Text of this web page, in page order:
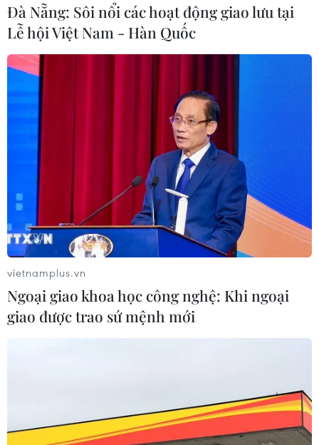
Bồi thường, hỗ trợ thuế cho doanh nghiệp
bị đập phá
18/05/2014 12:44
Bộ Tài chính vừa có văn bản yêu cầu các đơn vị trong
ngành giải quyết bồi thường, hỗ trợ các doanh nghiệp
bị thiệt hại vì hành vi biểu tình quá khích của một số
người thời gian qua.
Đà Nẵng: Sôi nổi các hoạt động giao lưu tại
Lễ hội Việt Nam - Hàn Quốc
vietnamplus.vn
Ngoại giao khoa học công nghệ: Khi ngoại
giao được trao sứ mệnh mới